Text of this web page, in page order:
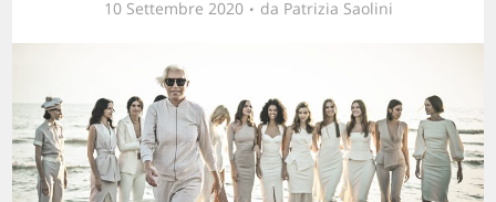
10 Settembre 2020 da Patrizia Saolini